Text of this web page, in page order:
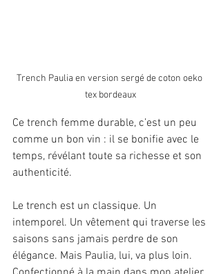
Trench Paulia en version sergé de coton oeko
tex bordeaux
Ce trench femme durable, c’est un peu
comme un bon vin : il se bonifie avec le
temps, révélant toute sa richesse et son
authenticité.
Le trench est un classique. Un
intemporel. Un vêtement qui traverse les
saisons sans jamais perdre de son
élégance. Mais Paulia, lui, va plus loin.